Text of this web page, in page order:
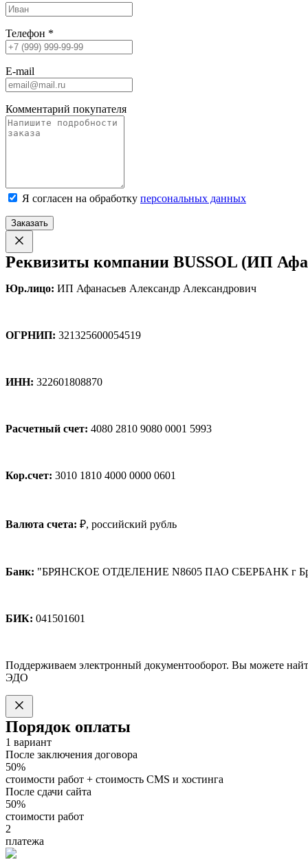
Телефон *
E-mail
Комментарий покупателя
Я согласен на обработку персональных данных
Заказать
Реквизиты компании BUSSOL (ИП
Юр.лицо: ИП Афанасьев Александр Александрович
ОГРНИП: 321325600054519
ИНН: 322601808870
Расчетный счет: 4080 2810 9080 0001 5993
Кор.счет: 3010 1810 4000 0000 0601
Валюта счета: ₽, российский рубль
Банк: "БРЯНСКОЕ ОТДЕЛЕНИЕ N8605 ПАО СБЕРБАНК г
БИК: 041501601
Поддерживаем электронный документооборот. Вы можете
ЭДО
Порядок оплаты
1 вариант
После заключения договора
50%
стоимости работ + стоимость CMS и хостинга
После сдачи сайта
50%
стоимости работ
2
платежа